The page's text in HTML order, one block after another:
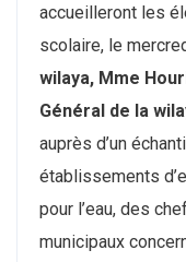
accueilleront les
scolaire, le
wilaya, Mme
Général de la
auprès d’un
établissements
pour l’eau, des
municipaux